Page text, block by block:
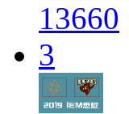
13660
3